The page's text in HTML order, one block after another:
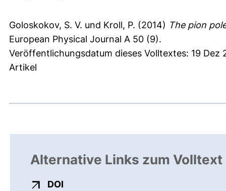
Goloskokov, S. V. und Kroll, P. (2014) The pion
European Physical Journal A 50 (9).
Veröffentlichungsdatum dieses Volltextes: 19 Dez
Artikel
Alternative Links zum Volltext
DOI